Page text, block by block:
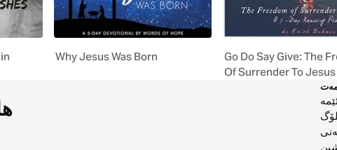
Why Jesus Was Born
Go Do Say Give: The
Of Surrender To Jesus